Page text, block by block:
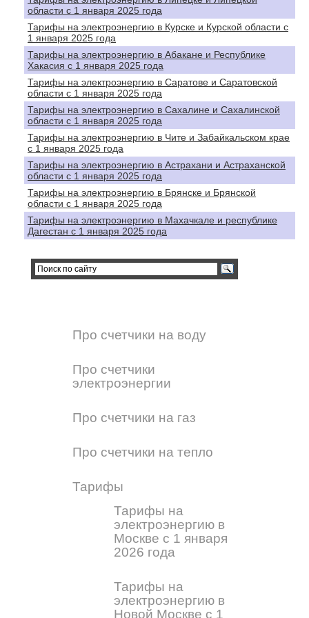
области с 1 января 2025 года
Тарифы на электроэнергию в Курске и Курской области с
1 января 2025 года
Тарифы на электроэнергию в Абакане и Республике
Хакасия с 1 января 2025 года
Тарифы на электроэнергию в Саратове и Саратовской
области с 1 января 2025 года
Тарифы на электроэнергию в Сахалине и Сахалинской
области с 1 января 2025 года
Тарифы на электроэнергию в Чите и Забайкальском крае
с 1 января 2025 года
Тарифы на электроэнергию в Астрахани и Астраханской
области с 1 января 2025 года
Тарифы на электроэнергию в Брянске и Брянской
области с 1 января 2025 года
Тарифы на электроэнергию в Махачкале и республике
Дагестан с 1 января 2025 года
Про счетчики на воду
Про счетчики
электроэнергии
Про счетчики на газ
Про счетчики на тепло
Тарифы
Тарифы на
электроэнергию в
Москве с 1 января
2026 года
Тарифы на
электроэнергию в
Новой Москве с 1